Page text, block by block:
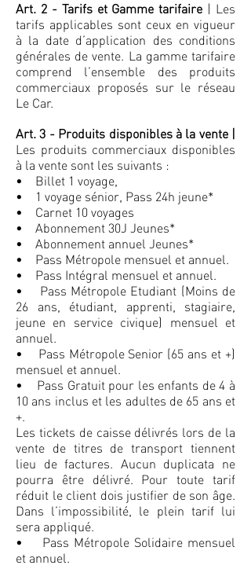
Art. 2 - Tarifs et Gamme tarifaire | Les
tarifs applicables sont ceux en vigueur
à la date d’application des conditions
générales de vente. La gamme tarifaire
comprend l’ensemble des produits
commerciaux proposés sur le réseau
Le Car.
Art. 3 - Produits disponibles à la vente |
Les produits commerciaux disponibles
à la vente sont les suivants :
• Billet 1 voyage,
• 1 voyage sénior, Pass 24h jeune*
• Carnet 10 voyages
• Abonnement 30J Jeunes*
• Abonnement annuel Jeunes*
• Pass Métropole mensuel et annuel.
• Pass Intégral mensuel et annuel.
• Pass Métropole Etudiant (Moins de
26 ans, étudiant, apprenti, stagiaire,
jeune en service civique) mensuel et
annuel.
• Pass Métropole Senior (65 ans et +)
mensuel et annuel.
• Pass Gratuit pour les enfants de 4 à
10 ans inclus et les adultes de 65 ans et
+.
Les tickets de caisse délivrés lors de la
vente de titres de transport tiennent
lieu de factures. Aucun duplicata ne
pourra être délivré. Pour toute tarif
réduit le client dois justifier de son âge.
Dans l’impossibilité, le plein tarif lui
sera appliqué.
• Pass Métropole Solidaire mensuel
et annuel.